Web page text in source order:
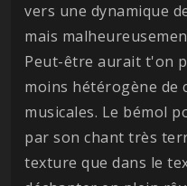
vers une dynamique
mais
Peut-être aurait t'on
moins hétérogène de
musicales. Le bémol
par son chant très
texture que dans le